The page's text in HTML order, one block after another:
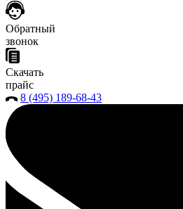
Обратный
звонок
Скачать
прайс
8 (495) 189-68-43